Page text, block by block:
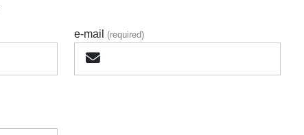
e-mail (required)